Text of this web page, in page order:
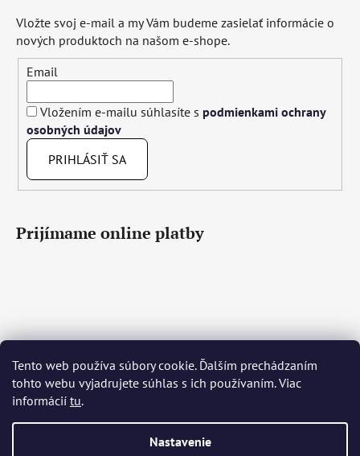
Tento web používa súbory cookie. Ďalším prechádzaním
tohto webu vyjadrujete súhlas s ich používaním. Viac
informácií tu.
Nastavenie
Vložte svoj e-mail a my Vám budeme zasielať informácie o
nových produktoch na našom e-shope.
Email
Vložením e-mailu súhlasíte s podmienkami ochrany
osobných údajov
PRIHLÁSIŤ SA
Prijímame online platby
Čeština Slovenčina English Deutsch Magyar
Język polski Română Italiano Español Français
Português
Nederlands Українська Ελληνικά Svenska Dansk